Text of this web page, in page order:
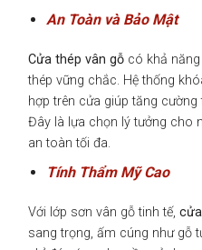
An Toàn và Bảo Mật
Cửa thép vân gỗ có khả
thép vững chắc. Hệ thống
hợp trên cửa giúp tăng
Đây là lựa chọn lý tưởng cho
an toàn tối đa.
Tính Thẩm Mỹ Cao
Với lớp sơn vân gỗ tinh tế,
sang trọng, ấm cúng như gỗ